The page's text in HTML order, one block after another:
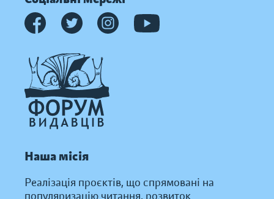
Наша місія
Реалізація проєктів, що спрямовані на
популяризацію читання, розвиток